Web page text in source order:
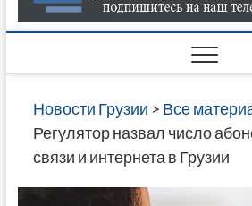
Новости Грузии > Все
Регулятор назвал число
связи и интернета в Грузии